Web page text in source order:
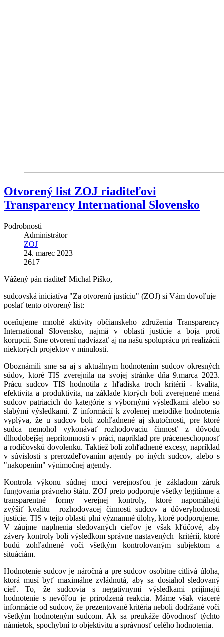
Otvorený list ZOJ riaditeľovi
Transparency International Slovensko
Podrobnosti
Administrátor
ZOJ
24. marec 2023
2617
Vážený pán riaditeľ Michal Piško,
sudcovská iniciatíva "Za otvorenú justíciu" (ZOJ) si Vám dovoľuje
poslať tento otvorený list:
oceňujeme mnohé aktivity občianskeho združenia Transparency
International Slovensko, najmä v oblasti justície a boja proti
korupcii. Sme otvorení nadviazať aj na našu spoluprácu pri realizácii
niektorých projektov v minulosti.
Oboznámili sme sa aj s aktuálnym hodnotením sudcov okresných
súdov, ktoré TIS zverejnila na svojej stránke dňa 9.marca 2023.
Prácu sudcov TIS hodnotila z hľadiska troch kritérií - kvalita,
efektivita a produktivita, na základe ktorých boli zverejnené mená
sudcov patriacich do kategórie s výbornými výsledkami alebo so
slabými výsledkami. Z informácií k zvolenej metodike hodnotenia
vyplýva, že u sudcov boli zohľadnené aj skutočnosti, pre ktoré
sudca nemohol vykonávať rozhodovaciu činnosť z dôvodu
dlhodobejšej neprítomnosti v práci, napríklad pre práceneschopnosť
a rodičovskú dovolenku. Taktiež boli zohľadnené excesy, napríklad
v súvislosti s prerozdeľovaním agendy po iných sudcov, alebo s
"nakopením" výnimočnej agendy.
Kontrola výkonu súdnej moci verejnosťou je základom záruk
fungovania právneho štátu. ZOJ preto podporuje všetky legitímne a
transparentné formy verejnej kontroly, ktoré napomáhajú
zvýšiť kvalitu rozhodovacej činnosti sudcov a dôveryhodnosti
justície. TIS v tejto oblasti plní významné úlohy, ktoré podporujeme.
V záujme naplnenia sledovaných cieľov je však kľúčové, aby
závery kontroly boli výsledkom správne nastavených kritérií, ktoré
budú zohľadnené voči všetkým kontrolovaným subjektom a
situáciám.
Hodnotenie sudcov je náročná a pre sudcov osobitne citlivá úloha,
ktorá musí byť maximálne zvládnutá, aby sa dosiahol sledovaný
cieľ. To, že sudcovia s negatívnymi výsledkami prijímajú
hodnotenie s nevôľou je prirodzená reakcia. Máme však viaceré
informácie od sudcov, že prezentované kritéria neboli dodržané voči
všetkým hodnoteným sudcom. Ak sa preukáže dôvodnosť týchto
námietok, spochybní to objektivitu a správnosť celého hodnotenia.